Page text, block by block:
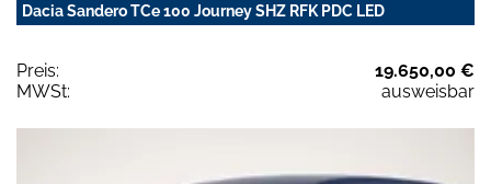
Dacia Sandero TCe 100 Journey SHZ RFK PDC LED
Preis:
19.650,00 €
MWSt:
ausweisbar